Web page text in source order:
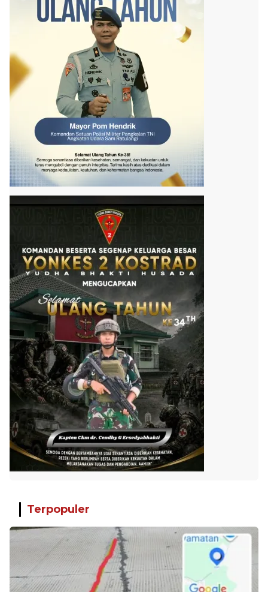
Terpopuler